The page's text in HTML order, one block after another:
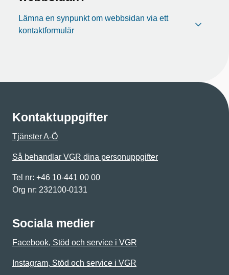
Lämna en synpunkt om webbsidan via ett
kontaktformulär
Kontaktuppgifter
Tjänster A-Ö
Så behandlar VGR dina personuppgifter
Tel nr: +46 10-441 00 00
Org nr: 232100-0131
Sociala medier
Facebook, Stöd och service i VGR
Instagram, Stöd och service i VGR